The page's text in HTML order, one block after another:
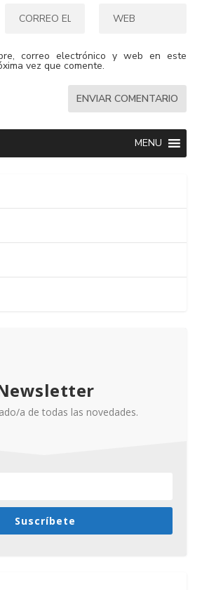
correo electrónico y web en este
vez que comente.
MENU
a de todas las novedades.
Suscríbete